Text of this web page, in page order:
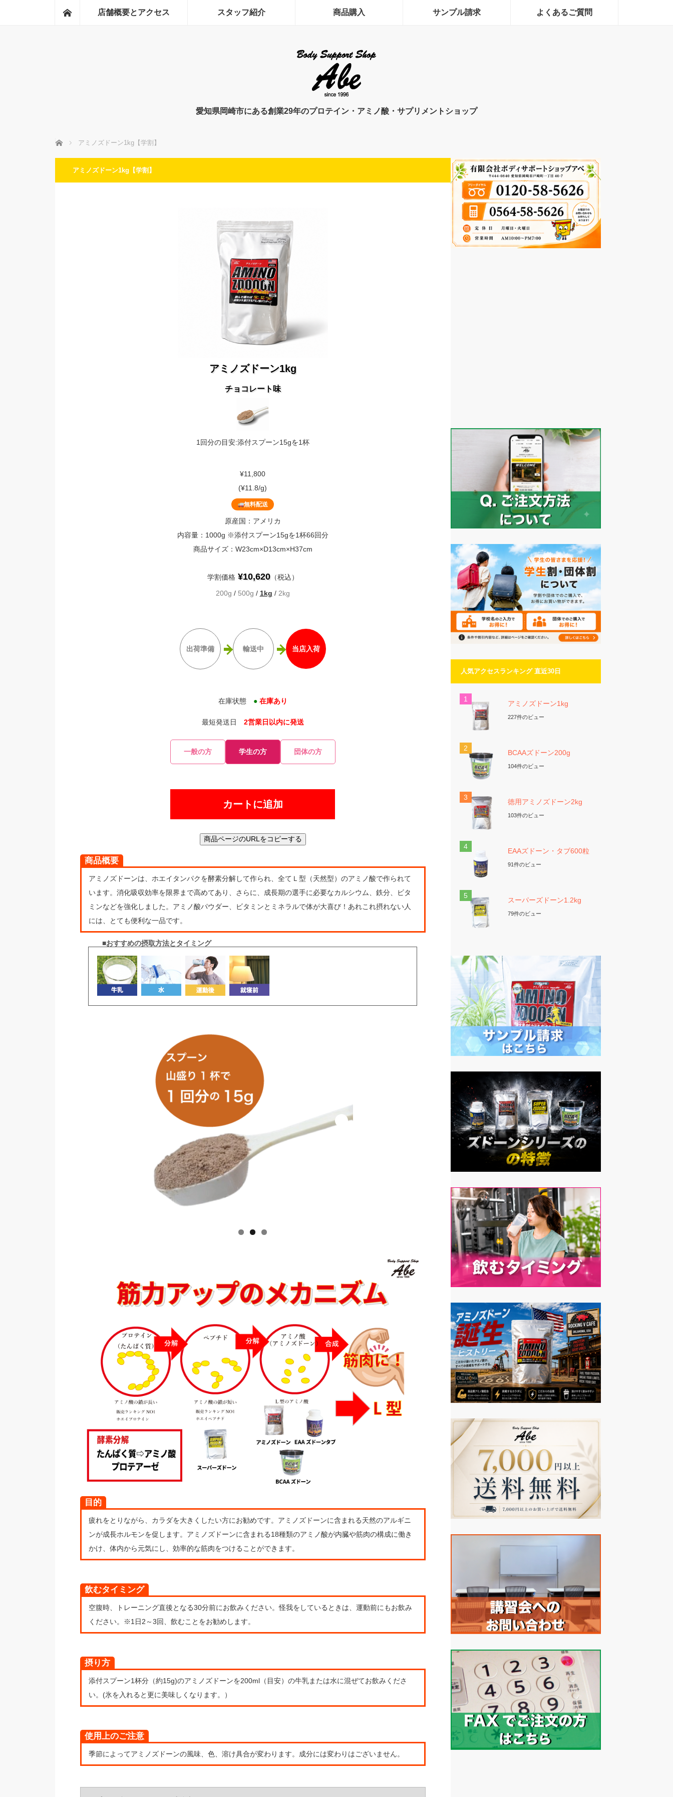
ホーム店舗概要とアクセス スタッフ紹介 商品購入 サンプル請求 よくあるご質問
愛知県岡崎市にある創業29年のプロテイン・アミノ酸・サプリメントショップ
ホーム アミノズドーン1kg【学割】
アミノズドーン1kg【学割】
アミノズドーン1kg
チョコレート味
1回分の目安:添付スプーン15gを1杯
¥11,800
(¥11.8/g)
無料配送
原産国：アメリカ
内容量：1000g ※添付スプーン15gを1杯66回分
商品サイズ：W23cm×D13cm×H37cm
学割価格¥10,620（税込）
200g / 500g / 1kg / 2kg
出荷準備 輸送中 当店入荷
在庫状態 ● 在庫あり
最短発送日 2営業日以内に発送
一般の方 学生の方 団体の方
カートに追加
商品ページのURLをコピーする
商品概要
アミノズドーンは、ホエイタンパクを酵素分解して作られ、全てＬ型（天然型）のアミノ酸で作られて
います。消化吸収効率を限界まで高めてあり、さらに、成長期の選手に必要なカルシウム、鉄分、ビタ
ミンなどを強化しました。アミノ酸パウダー、ビタミンとミネラルで体が大喜び！あれこれ摂れない人
には、とても便利な一品です。
■おすすめの摂取方法とタイミング
目的
疲れをとりながら、カラダを大きくしたい方にお勧めです。アミノズドーンに含まれる天然のアルギニ
ンが成長ホルモンを促します。アミノズドーンに含まれる18種類のアミノ酸が内臓や筋肉の構成に働き
かけ、体内から元気にし、効率的な筋肉をつけることができます。
飲むタイミング
空腹時、トレーニング直後となる30分前にお飲みください。怪我をしているときは、運動前にもお飲み
ください。※1日2～3回、飲むことをお勧めします。
摂り方
添付スプーン1杯分（約15g)のアミノズドーンを200ml（目安）の牛乳または水に混ぜてお飲みくださ
い。(氷を入れると更に美味しくなります。）
使用上のご注意
季節によってアミノズドーンの風味、色、溶け具合が変わります。成分には変わりはございません。
人気アクセスランキング 直近30日
アミノズドーン1kg
227件のビュー
BCAAズドーン200g
104件のビュー
徳用アミノズドーン2kg
103件のビュー
EAAズドーン・タブ600粒
91件のビュー
スーパーズドーン1.2kg
79件のビュー